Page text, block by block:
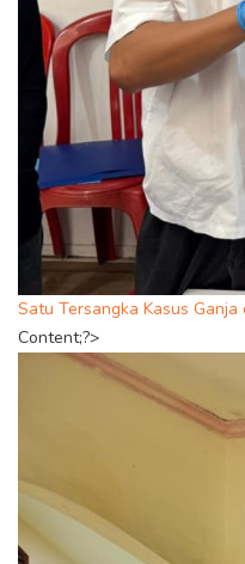
Satu Tersangka Kasus
Content;?>